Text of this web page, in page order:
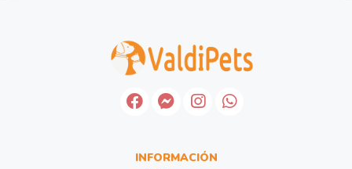
INFORMACIÓN